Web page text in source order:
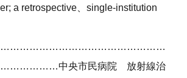
a retrospective、single-institution
中央市民病院 放射線治